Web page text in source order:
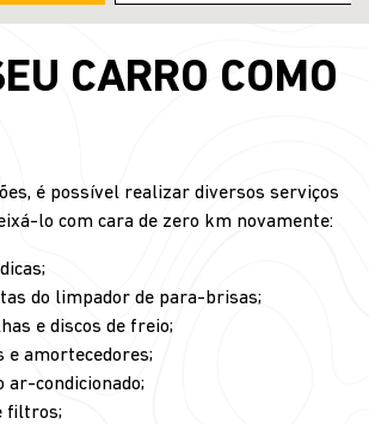
CARRO COMO
é possível realizar diversos serviços
lo com cara de zero km novamente:
do limpador de para-brisas;
e discos de freio;
e amortecedores;
ar-condicionado;
filtros;